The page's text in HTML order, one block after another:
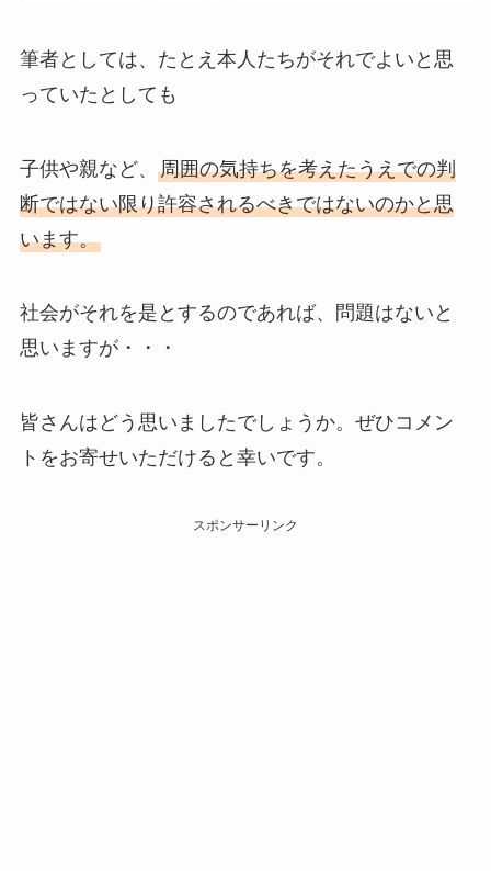
筆者としては、たとえ本人たちがそれでよいと思
っていたとしても
子供や親など、 周囲の気持ちを考えたうえでの判
断ではない限り許容されるべきではないのかと思
います。
社会がそれを是とするのであれば、問題はないと
思いますが・・・
皆さんはどう思いましたでしょうか。ぜひコメン
トをお寄せいただけると幸いです。
スポンサーリンク